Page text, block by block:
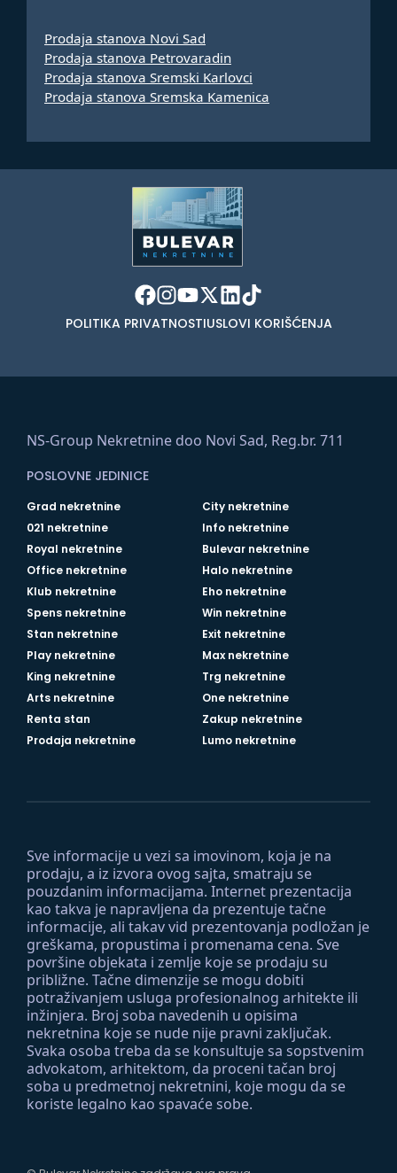
Prodaja stanova Novi Sad
Prodaja stanova Petrovaradin
Prodaja stanova Sremski Karlovci
Prodaja stanova Sremska Kamenica
POLITIKA PRIVATNOSTIUSLOVI KORIŠĆENJA
Sve informacije u vezi sa imovinom, koja je na
prodaju, a iz izvora ovog sajta, smatraju se
pouzdanim informacijama. Internet prezentacija
kao takva je napravljena da prezentuje tačne
informacije, ali takav vid prezentovanja podložan je
greškama, propustima i promenama cena. Sve
površine objekata i zemlje koje se prodaju su
približne. Tačne dimenzije se mogu dobiti
potraživanjem usluga profesionalnog arhitekte ili
inžinjera. Broj soba navedenih u opisima
nekretnina koje se nude nije pravni zaključak.
Svaka osoba treba da se konsultuje sa sopstvenim
advokatom, arhitektom, da proceni tačan broj
soba u predmetnoj nekretnini, koje mogu da se
koriste legalno kao spavaće sobe.
NS-Group Nekretnine doo Novi Sad, Reg.br. 711
POSLOVNE JEDINICE
Grad nekretnine
City nekretnine
021 nekretnine
Info nekretnine
Royal nekretnine
Bulevar nekretnine
Office nekretnine
Halo nekretnine
Klub nekretnine
Eho nekretnine
Spens nekretnine
Win nekretnine
Stan nekretnine
Exit nekretnine
Play nekretnine
Max nekretnine
King nekretnine
Trg nekretnine
Arts nekretnine
One nekretnine
Renta stan
Zakup nekretnine
Prodaja nekretnine
Lumo nekretnine